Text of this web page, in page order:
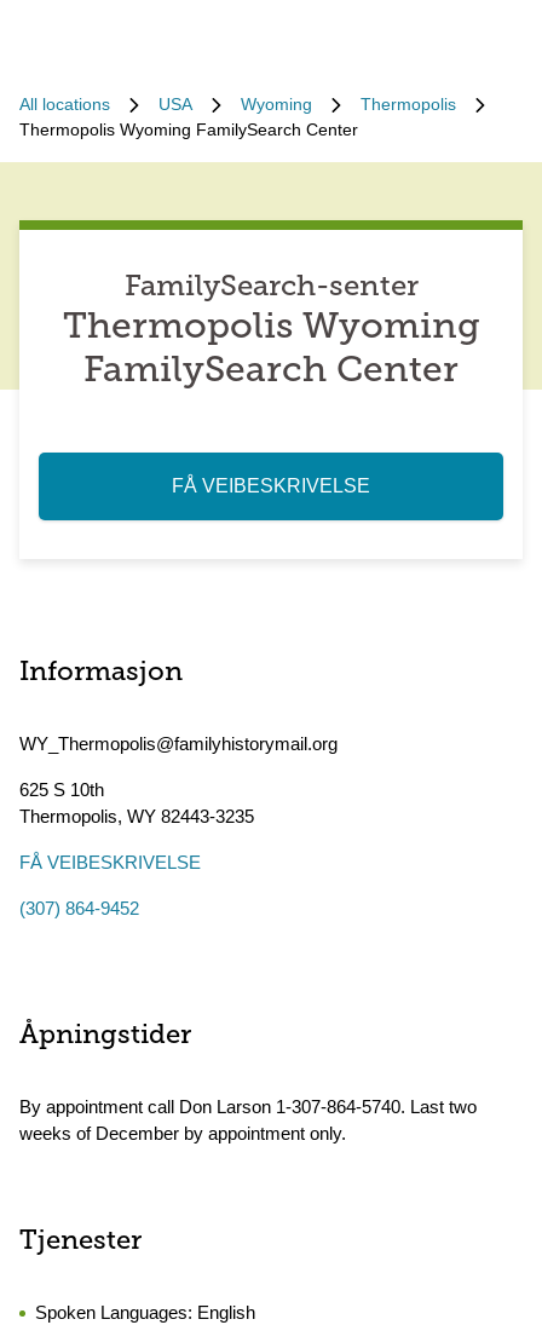
All locations USA Wyoming
Thermopolis
Thermopolis Wyoming FamilySearch Center
FamilySearch-senter
Thermopolis Wyoming
FamilySearch Center
FÅ VEIBESKRIVELSE
Informasjon
WY_Thermopolis@familyhistorymail.org
625 S 10th
Thermopolis, WY 82443-3235
FÅ VEIBESKRIVELSE
(307) 864-9452
Åpningstider
By appointment call Don Larson 1-307-864-5740. Last two
weeks of December by appointment only.
Tjenester
Spoken Languages: English